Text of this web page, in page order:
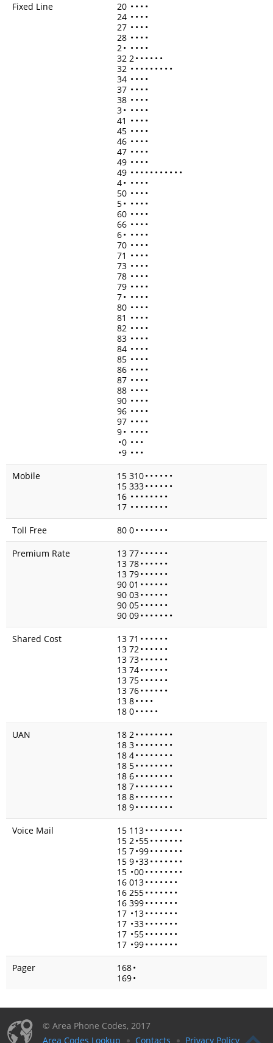
Fixed Line
20 • • • •
24 • • • •
27 • • • •
28 • • • •
2• • • • •
32 2• • • • • •
32 • • • • • • • • •
34 • • • •
37 • • • •
38 • • • •
3• • • • •
41 • • • •
45 • • • •
46 • • • •
47 • • • •
49 • • • •
49 • • • • • • • • • • •
4• • • • •
50 • • • •
5• • • • •
60 • • • •
66 • • • •
6• • • • •
70 • • • •
71 • • • •
73 • • • •
78 • • • •
79 • • • •
7• • • • •
80 • • • •
81 • • • •
82 • • • •
83 • • • •
84 • • • •
85 • • • •
86 • • • •
87 • • • •
88 • • • •
90 • • • •
96 • • • •
97 • • • •
9• • • • •
•0 • • •
•9 • • •
Mobile
15 310• • • • • •
15 333• • • • • •
16 • • • • • • • •
17 • • • • • • • •
Toll Free
80 0• • • • • • •
Premium Rate
13 77• • • • • •
13 78• • • • • •
13 79• • • • • •
90 01 • • • • • •
90 03• • • • • •
90 05• • • • • •
90 09• • • • • • •
Shared Cost
13 71 • • • • • •
13 72• • • • • •
13 73• • • • • •
13 74• • • • • •
13 75• • • • • •
13 76• • • • • •
13 8• • • •
18 0• • • • •
UAN
18 2• • • • • • • •
18 3• • • • • • • •
18 4• • • • • • • •
18 5• • • • • • • •
18 6• • • • • • • •
18 7• • • • • • • •
18 8• • • • • • • •
18 9• • • • • • • •
Voice Mail
15 113• • • • • • • •
15 2•55• • • • • • •
15 7•99• • • • • • •
15 9•33• • • • • • •
15 •00• • • • • • • •
16 013• • • • • • •
16 255• • • • • • •
16 399• • • • • • •
17 •13• • • • • • •
17 •33• • • • • • •
17 •55• • • • • • •
17 •99• • • • • • •
Pager
168•
169•
© Area Phone Codes, 2017
Area Codes Lookup
Contacts Privacy Policy